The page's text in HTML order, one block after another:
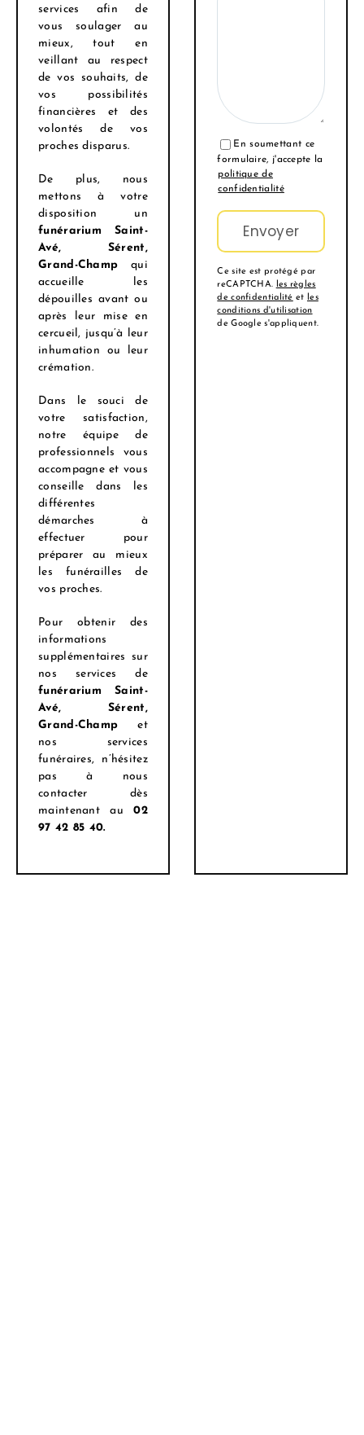
services afin de
vous soulager au
mieux, tout en
veillant au respect
de vos souhaits, de
vos possibilités
financières et des
volontés de vos
proches disparus.
De plus, nous
mettons à votre
disposition un
funérarium Saint-
Avé, Sérent,
Grand-Champ qui
accueille les
dépouilles avant ou
après leur mise en
cercueil, jusqu’à leur
inhumation ou leur
crémation.
Dans le souci de
votre satisfaction,
notre équipe de
professionnels vous
accompagne et vous
conseille dans les
différentes
démarches à
effectuer pour
préparer au mieux
les funérailles de
vos proches.
Pour obtenir des
informations
supplémentaires sur
nos services de
funérarium Saint-
Avé, Sérent,
Grand-Champ et
nos services
funéraires, n’hésitez
pas à nous
contacter dès
maintenant au02
97 42 85 40.
En soumettant ce
formulaire, j'accepte la
politique de
confidentialité
Ce site est protégé par
reCAPTCHA.
les règles
de confidentialité et
les
conditions d'utilisation
de Google s'appliquent.